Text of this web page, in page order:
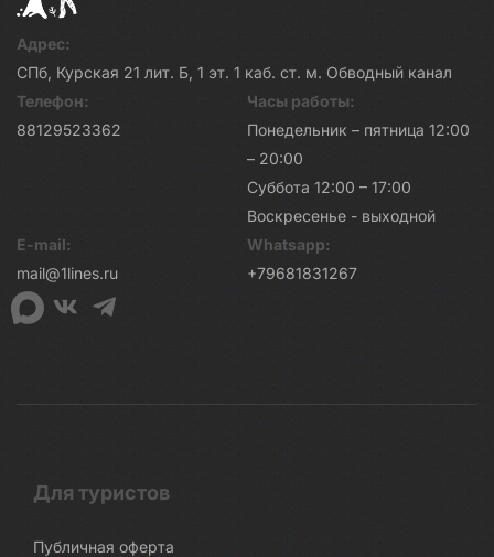
Адрес:
СПб, Курская 21 лит. Б, 1 эт. 1 каб. ст. м. Обводный канал
Телефон:
88129523362
Часы работы:
Понедельник – пятница 12:00
– 20:00
Суббота 12:00 – 17:00
Воскресенье - выходной
E-mail:
mail@1lines.ru
Whatsapp:
+79681831267
Для туристов
Публичная оферта